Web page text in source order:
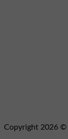
Copyright 2026 ©